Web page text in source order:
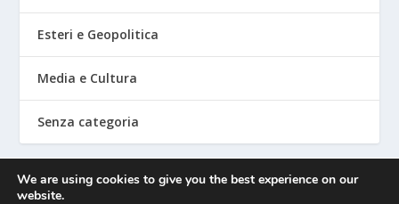
Esteri e Geopolitica
Media e Cultura
Senza categoria
We are using cookies to give you the best experience on our
website.